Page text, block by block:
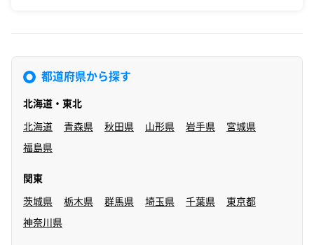
都道府県から探す
北海道・東北
北海道 青森県 秋田県 山形県 岩手県 宮城県
福島県
関東
茨城県 栃木県 群馬県 埼玉県 千葉県 東京都
神奈川県